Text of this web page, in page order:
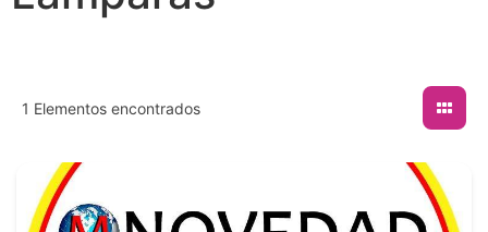
1 Elementos encontrados